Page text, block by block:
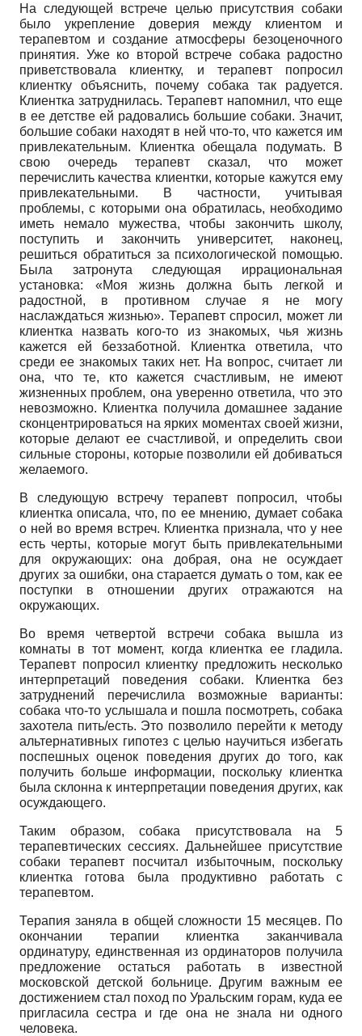
На следующей встрече целью присутствия собаки
было укрепление доверия между клиентом и
терапевтом и создание атмосферы безоценочного
принятия. Уже ко второй встрече собака радостно
приветствовала клиентку, и терапевт попросил
клиентку объяснить, почему собака так радуется.
Клиентка затруднилась. Терапевт напомнил, что еще
в ее детстве ей радовались большие собаки. Значит,
большие собаки находят в ней что-то, что кажется им
привлекательным. Клиентка обещала подумать. В
свою очередь терапевт сказал, что может
перечислить качества клиентки, которые кажутся ему
привлекательными. В частности, учитывая
проблемы, с которыми она обратилась, необходимо
иметь немало мужества, чтобы закончить школу,
поступить и закончить университет, наконец,
решиться обратиться за психологической помощью.
Была затронута следующая иррациональная
установка: «Моя жизнь должна быть легкой и
радостной, в противном случае я не могу
наслаждаться жизнью». Терапевт спросил, может ли
клиентка назвать кого-то из знакомых, чья жизнь
кажется ей беззаботной. Клиентка ответила, что
среди ее знакомых таких нет. На вопрос, считает ли
она, что те, кто кажется счастливым, не имеют
жизненных проблем, она уверенно ответила, что это
невозможно. Клиентка получила домашнее задание
сконцентрироваться на ярких моментах своей жизни,
которые делают ее счастливой, и определить свои
сильные стороны, которые позволили ей добиваться
желаемого.
В следующую встречу терапевт попросил, чтобы
клиентка описала, что, по ее мнению, думает собака
о ней во время встреч. Клиентка признала, что у нее
есть черты, которые могут быть привлекательными
для окружающих: она добрая, она не осуждает
других за ошибки, она старается думать о том, как ее
поступки в отношении других отражаются на
окружающих.
Во время четвертой встречи собака вышла из
комнаты в тот момент, когда клиентка ее гладила.
Терапевт попросил клиентку предложить несколько
интерпретаций поведения собаки. Клиентка без
затруднений перечислила возможные варианты:
собака что-то услышала и пошла посмотреть, собака
захотела пить/есть. Это позволило перейти к методу
альтернативных гипотез с целью научиться избегать
поспешных оценок поведения других до того, как
получить больше информации, поскольку клиентка
была склонна к интерпретации поведения других, как
осуждающего.
Таким образом, собака присутствовала на 5
терапевтических сессиях. Дальнейшее присутствие
собаки терапевт посчитал избыточным, поскольку
клиентка готова была продуктивно работать с
терапевтом.
Терапия заняла в общей сложности 15 месяцев. По
окончании терапии клиентка заканчивала
ординатуру, единственная из ординаторов получила
предложение остаться работать в известной
московской детской больнице. Другим важным ее
достижением стал поход по Уральским горам, куда ее
пригласила сестра и где она не знала ни одного
человека.